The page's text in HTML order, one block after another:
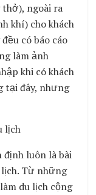
ngoài ra
khí) cho khách
có báo cáo
làm ảnh
khi có khách
tại đây, nhưng
lịch
định luôn là bài
Từ những
du lịch cộng